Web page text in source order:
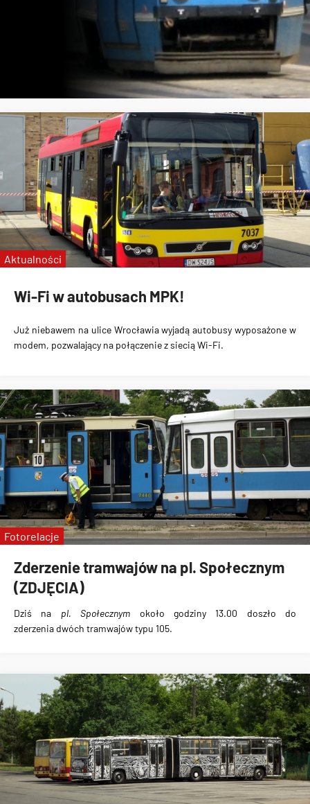
Wi-Fi w autobusach MPK!
Już niebawem na ulice Wrocławiawyjadą autobusy wyposażone w
modem, pozwalający na połączenie zsiecią Wi-Fi.
Aktualności
Zderzenie tramwajów na pl. Społecznym
(ZDJĘCIA)
Dziś na pl. Społecznym około godziny 13.00 doszło do
zderzenia dwóch tramwajów typu 105.
Fotorelacje